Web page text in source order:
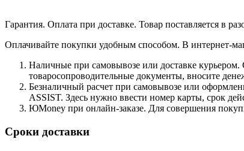
Гарантия. Оплата при доставке. Товар поставляется в
Оплачивайте покупки удобным способом. В интернет-
Наличные при самовывозе или доставке
товаросопроводительные документы, вносите
Безналичный расчет при самовывозе или
ASSIST. Здесь нужно ввести номер карты, срок
ЮMoney при онлайн-заказе. Для совершения
Сроки доставки